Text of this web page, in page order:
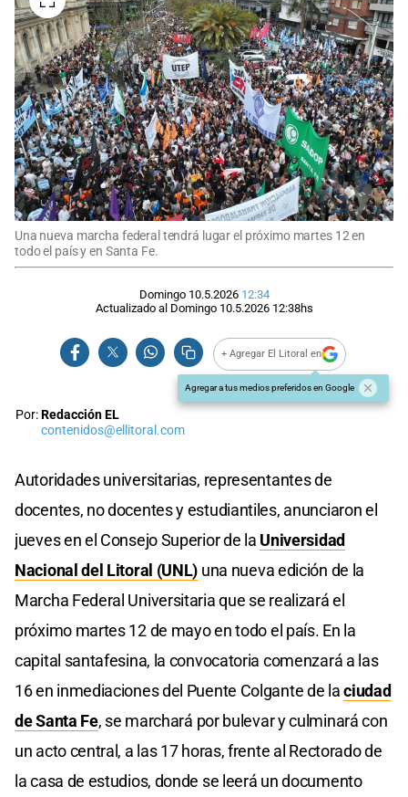
Una nueva marcha federal tendrá lugar el próximo martes 12 en
todo el país y en Santa Fe.
Domingo 10.5.2026 12:34
Actualizado al Domingo 10.5.2026 12:38hs
+ Agregar El Litoral en
Agregar a tus medios preferidos en Google
Por:Redacción EL
contenidos@ellitoral.com
Autoridades universitarias, representantes de
docentes, no docentes y estudiantiles, anunciaron el
jueves en el Consejo Superior de la Universidad
Nacional del Litoral (UNL) una nueva edición de la
Marcha Federal Universitaria que se realizará el
próximo martes 12 de mayo en todo el país. En la
capital santafesina, la convocatoria comenzará a las
16 en inmediaciones del Puente Colgante de laciudad
de Santa Fe, se marchará por bulevar y culminará con
un acto central, a las 17 horas, frente al Rectorado de
la casa de estudios, donde se leerá un documento